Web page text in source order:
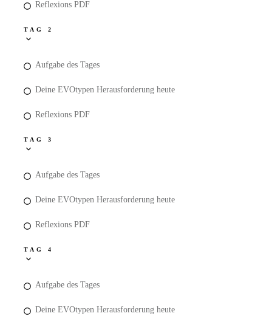
Reflexions PDF
TAG 2
Aufgabe des Tages
Deine EVOtypen Herausforderung heute
Reflexions PDF
TAG 3
Aufgabe des Tages
Deine EVOtypen Herausforderung heute
Reflexions PDF
TAG 4
Aufgabe des Tages
Deine EVOtypen Herausforderung heute